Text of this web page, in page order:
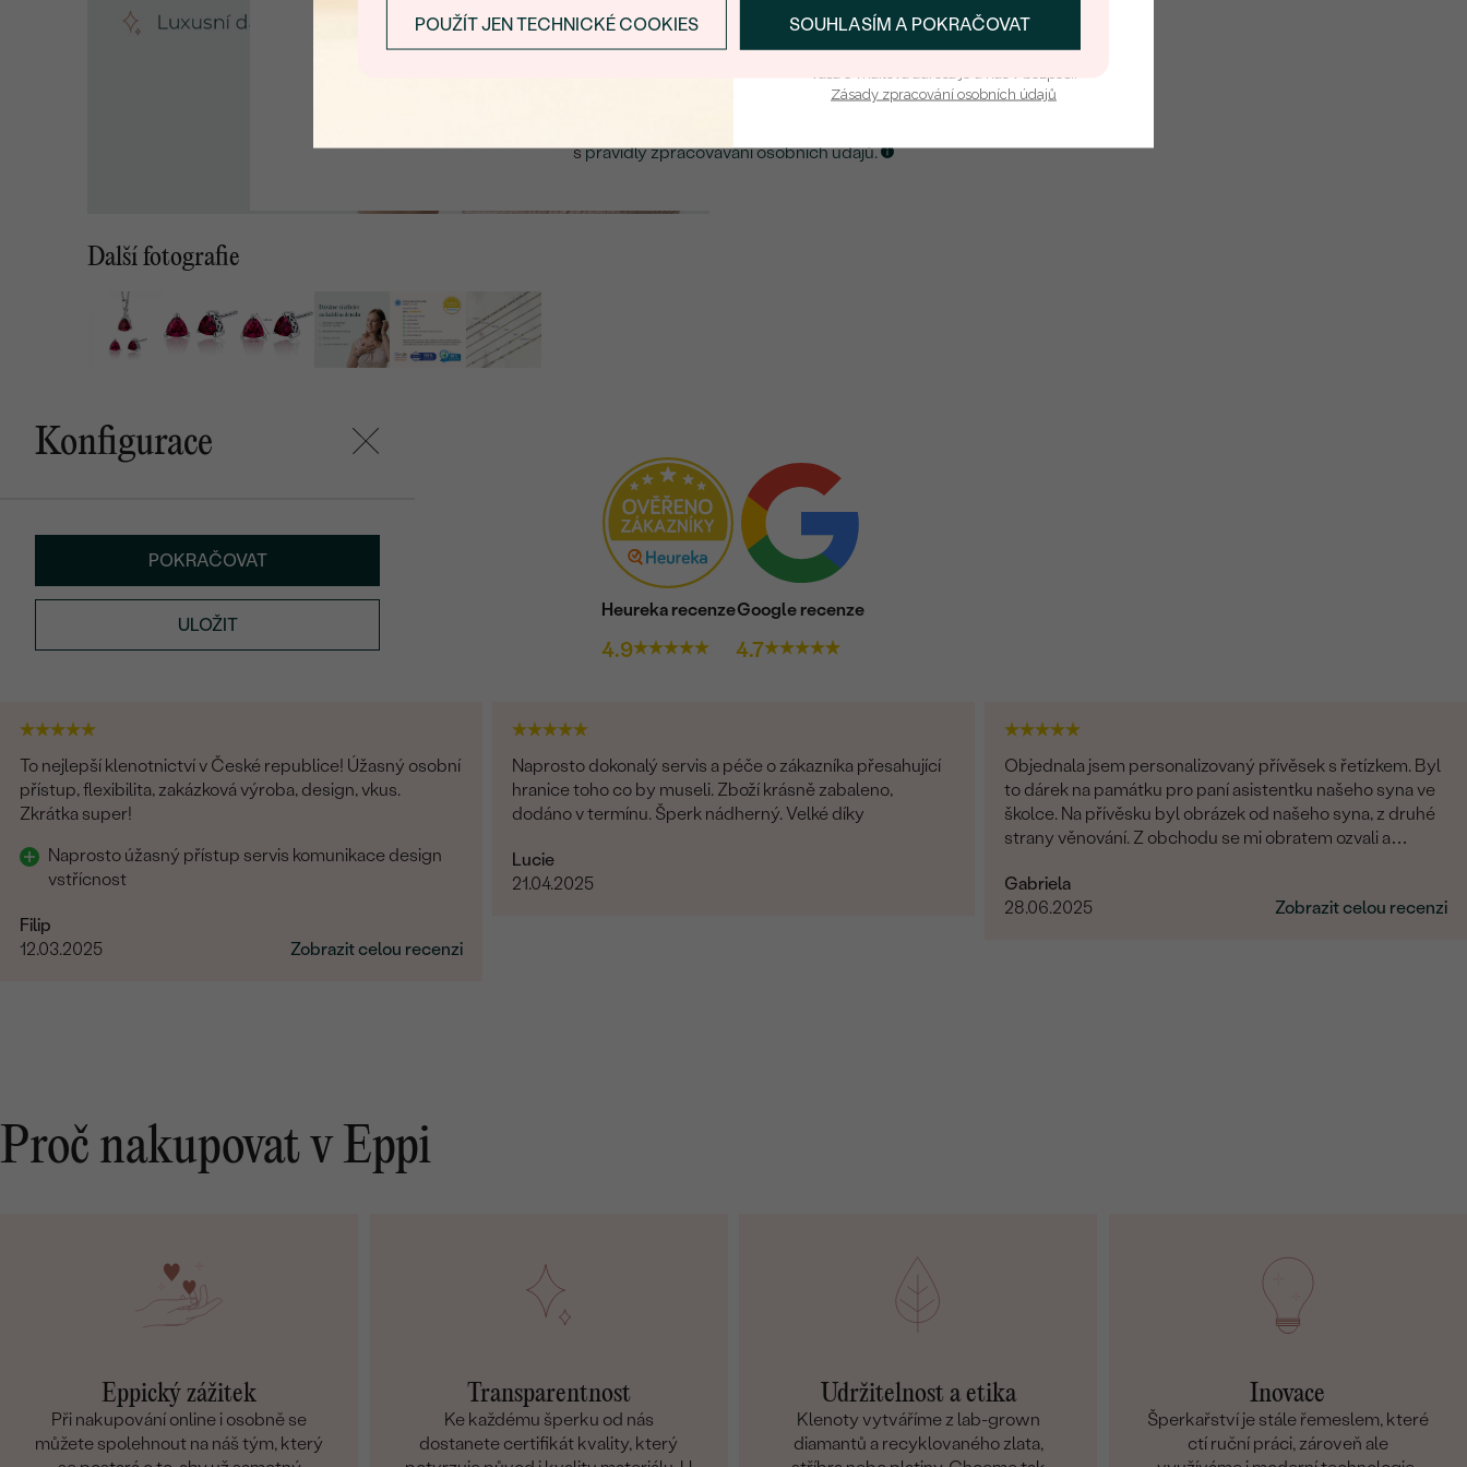
SOUHLASÍM A POKRAČOVAT
POUŽÍT JEN TECHNICKÉ COOKIES
Další fotografie
PŮVOD:
Konfigurace
POKRAČOVAT
ULOŽIT
Heureka recenze
4.9
Google recenze
4.7
To nejlepší klenotnictví v České republice! Úžasný osobní
přístup, flexibilita, zakázková výroba, design, vkus.
Zkrátka super!
Naprosto úžasný přístup servis komunikace design
vstřícnost
Filip
12.03.2025
Zobrazit celou recenzi
Naprosto dokonalý servis a péče o zákazníka přesahující
hranice toho co by museli. Zboží krásně zabaleno,
dodáno v termínu. Šperk nádherný. Velké díky
Lucie
21.04.2025
Objednala jsem personalizovaný přívěsek s řetízkem. Byl
to dárek na památku pro paní asistentku našeho syna ve
školce. Na přívěsku byl obrázek od našeho syna, z druhé
strany věnování. Z obchodu se mi obratem ozvali a
nádherný, udělal velikou radost, je originální a opravdová
památka. Jednání s paní po e-mailu bylo rychlé a
Gabriela
28.06.2025
Zobrazit celou recenzi
Proč nakupovat v Eppi
Eppický zážitek
Při nakupování online i osobně se
můžete spolehnout na náš tým, který
Transparentnost
Ke každému šperku od nás
dostanete certifikát kvality, který
Udržitelnost a etika
Klenoty vytváříme z lab-grown
diamantů a recyklovaného zlata,
Inovace
Šperkařství je stále řemeslem, které
ctí ruční práci, zároveň ale
ZASLAT UPOZORNĚNÍ NA TENTO
spravidly zpracovávání osobních údajů.
PŘIHLÁSIT SE A ZÍSKAT SLEVU
Zásady zpracování osobních údajů